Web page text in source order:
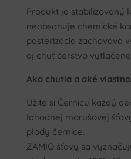
Produkt je stabilizovaný
neobsahuje chemické
pasterizácia zachováva
aj chuť čerstvo
Ako chutia a aké
Užite si Černicu každý
lahodnej morušovej
plody černice.
ZAMIO šťavy sa